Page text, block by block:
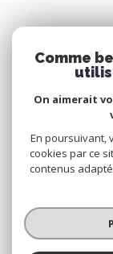
Nos
Comme
On aimerait
En poursuivant,
cookies par ce
contenus